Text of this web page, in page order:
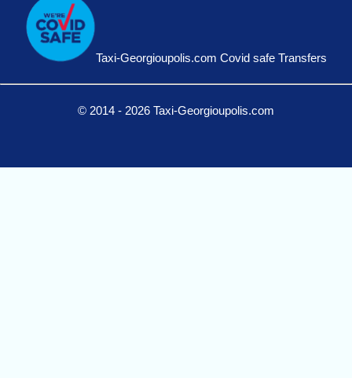
Taxi-Georgioupolis.com Covid safe Transfers
© 2014 - 2026 Taxi-Georgioupolis.com